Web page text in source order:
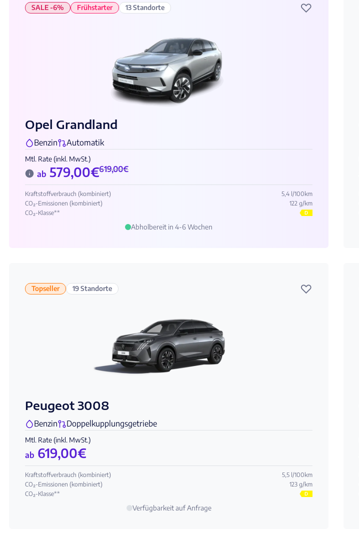
SALE -6% Frühstarter 13 Standorte ♡
Opel Grandland
Benzin Automatik
Mtl. Rate (inkl. MwSt.)
ab 619,00€
579,00€
Kraftstoffverbrauch (kombiniert)
5,4 l/100km
CO₂-Emissionen (kombiniert)
122 g/km
CO₂-Klasse**
D
Abholbereit in 4-6 Wochen
Topseller 19 Standorte ♡
Peugeot 3008
Benzin Doppelkupplungsgetriebe
Mtl. Rate (inkl. MwSt.)
ab 619,00€
Kraftstoffverbrauch (kombiniert)
5,5 l/100km
CO₂-Emissionen (kombiniert)
123 g/km
CO₂-Klasse**
D
Verfügbarkeit auf Anfrage